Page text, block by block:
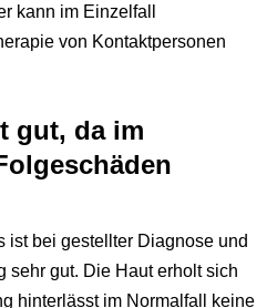
kann im Einzelfall
von Kontaktpersonen
gut, da im
ist bei gestellter Diagnose und
sehr gut. Die Haut erholt sich
hinterlässt im Normalfall keine